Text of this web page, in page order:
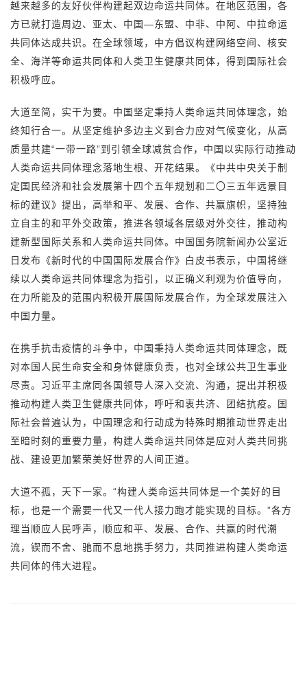
越来越多的友好伙伴构建起双边命运共同体。在地区范围，各
方已就打造周边、亚太、中国—东盟、中非、中阿、中拉命运
共同体达成共识。在全球领域，中方倡议构建网络空间、核安
全、海洋等命运共同体和人类卫生健康共同体，得到国际社会
积极呼应。
大道至简，实干为要。中国坚定秉持人类命运共同体理念，始
终知行合一。从坚定维护多边主义到合力应对气候变化，从高
质量共建“一带一路”到引领全球减贫合作，中国以实际行动推动
人类命运共同体理念落地生根、开花结果。《中共中央关于制
定国民经济和社会发展第十四个五年规划和二〇三五年远景目
标的建议》提出，高举和平、发展、合作、共赢旗帜，坚持独
立自主的和平外交政策，推进各领域各层级对外交往，推动构
建新型国际关系和人类命运共同体。中国国务院新闻办公室近
日发布《新时代的中国国际发展合作》白皮书表示，中国将继
续以人类命运共同体理念为指引，以正确义利观为价值导向，
在力所能及的范围内积极开展国际发展合作，为全球发展注入
中国力量。
在携手抗击疫情的斗争中，中国秉持人类命运共同体理念，既
对本国人民生命安全和身体健康负责，也对全球公共卫生事业
尽责。习近平主席同各国领导人深入交流、沟通，提出并积极
推动构建人类卫生健康共同体，呼吁和衷共济、团结抗疫。国
际社会普遍认为，中国理念和行动成为特殊时期推动世界走出
至暗时刻的重要力量，构建人类命运共同体是应对人类共同挑
战、建设更加繁荣美好世界的人间正道。
大道不孤，天下一家。“构建人类命运共同体是一个美好的目
标，也是一个需要一代又一代人接力跑才能实现的目标。”各方
理当顺应人民呼声，顺应和平、发展、合作、共赢的时代潮
流，锲而不舍、驰而不息地携手努力，共同推进构建人类命运
共同体的伟大进程。